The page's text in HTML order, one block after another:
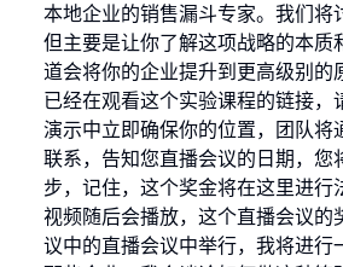
本地企业的销售漏斗专家。我们将
但主要是让你了解这项战略的本质
道会将你的企业提升到更高级别的
已经在观看这个实验课程的链接，
演示中立即确保你的位置，团队
联系，告知您直播会议的日期，您
步，记住，这个奖金将在这里进行
视频随后会播放，这个直播会议的
议中的直播会议中举行，我将进行